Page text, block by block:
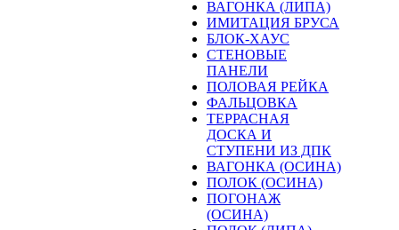
ВАГОНКА (ЛИПА)
ИМИТАЦИЯ БРУСА
БЛОК-ХАУС
СТЕНОВЫЕ
ПАНЕЛИ
ПОЛОВАЯ РЕЙКА
ФАЛЬЦОВКА
ТЕРРАСНАЯ
ДОСКА И
СТУПЕНИ ИЗ ДПК
ВАГОНКА (ОСИНА)
ПОЛОК (ОСИНА)
ПОГОНАЖ
(ОСИНА)